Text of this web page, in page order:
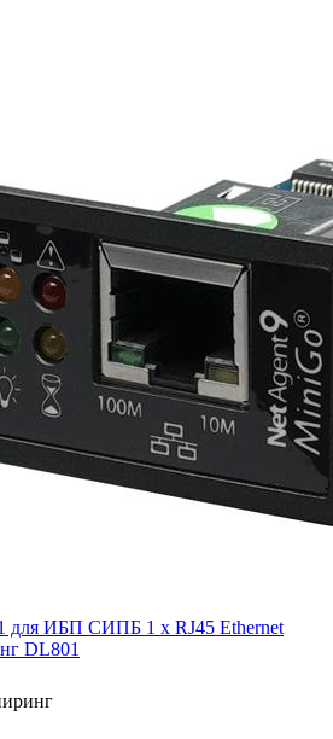
для ИБП СИПБ 1 x RJ45 Ethernet
DL801